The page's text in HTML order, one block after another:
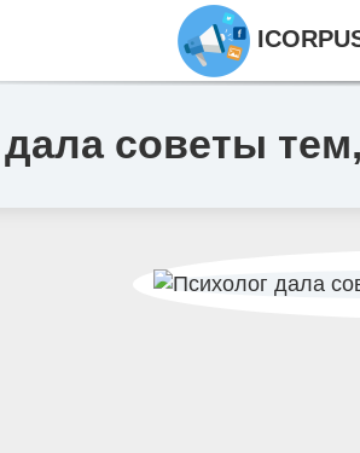
советы